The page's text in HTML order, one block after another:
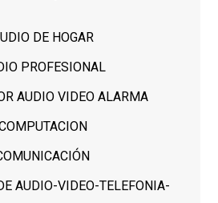
DE HOGAR
PROFESIONAL
AUDIO VIDEO ALARMA
AUDIO-VIDEO-TELEFONIA-